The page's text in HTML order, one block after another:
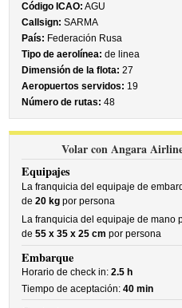
Código ICAO: AGU
Callsign: SARMA
País: Federación Rusa
Tipo de aerolínea: de linea
Dimensión de la flota: 27
Aeropuertos servidos: 19
Número de rutas: 48
Volar con Angara
Equipajes
La franquicia del equipaje de
de20 kg por persona
La franquicia del equipaje de mano
de55 x 35 x 25 cm por persona
Embarque
Horario de check in:2.5 h
Tiempo de aceptación:40 min